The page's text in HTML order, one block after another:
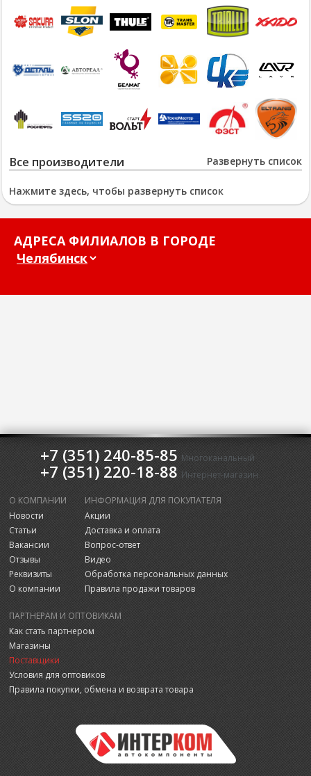
Развернуть список
Все производители
Нажмите здесь, чтобы развернуть список
АДРЕСА ФИЛИАЛОВ В ГОРОДЕ
+7 (351) 240-85-85 Многоканальный
+7 (351) 220-18-88 Интернет-магазин
О КОМПАНИИ
Новости
Статьи
Вакансии
Отзывы
Реквизиты
О компании
ИНФОРМАЦИЯ ДЛЯ ПОКУПАТЕЛЯ
Акции
Доставка и оплата
Вопрос-ответ
Видео
Обработка персональных данных
Правила продажи товаров
ПАРТНЕРАМ И ОПТОВИКАМ
Как стать партнером
Магазины
Поставщики
Условия для оптовиков
Правила покупки, обмена и возврата товара